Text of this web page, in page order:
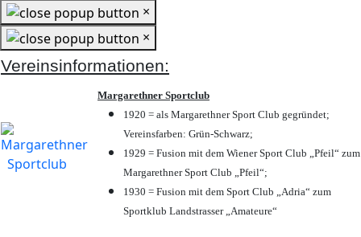
×
×
Vereinsinformationen:
Margarethner Sportclub
1920 = als Margarethner Sport Club gegründet;
Vereinsfarben: Grün-Schwarz;
1929 = Fusion mit dem Wiener Sport Club „Pfeil“ zum
Margarethner Sport Club „Pfeil“;
1930 = Fusion mit dem Sport Club „Adria“ zum
Sportklub Landstrasser „Amateure“